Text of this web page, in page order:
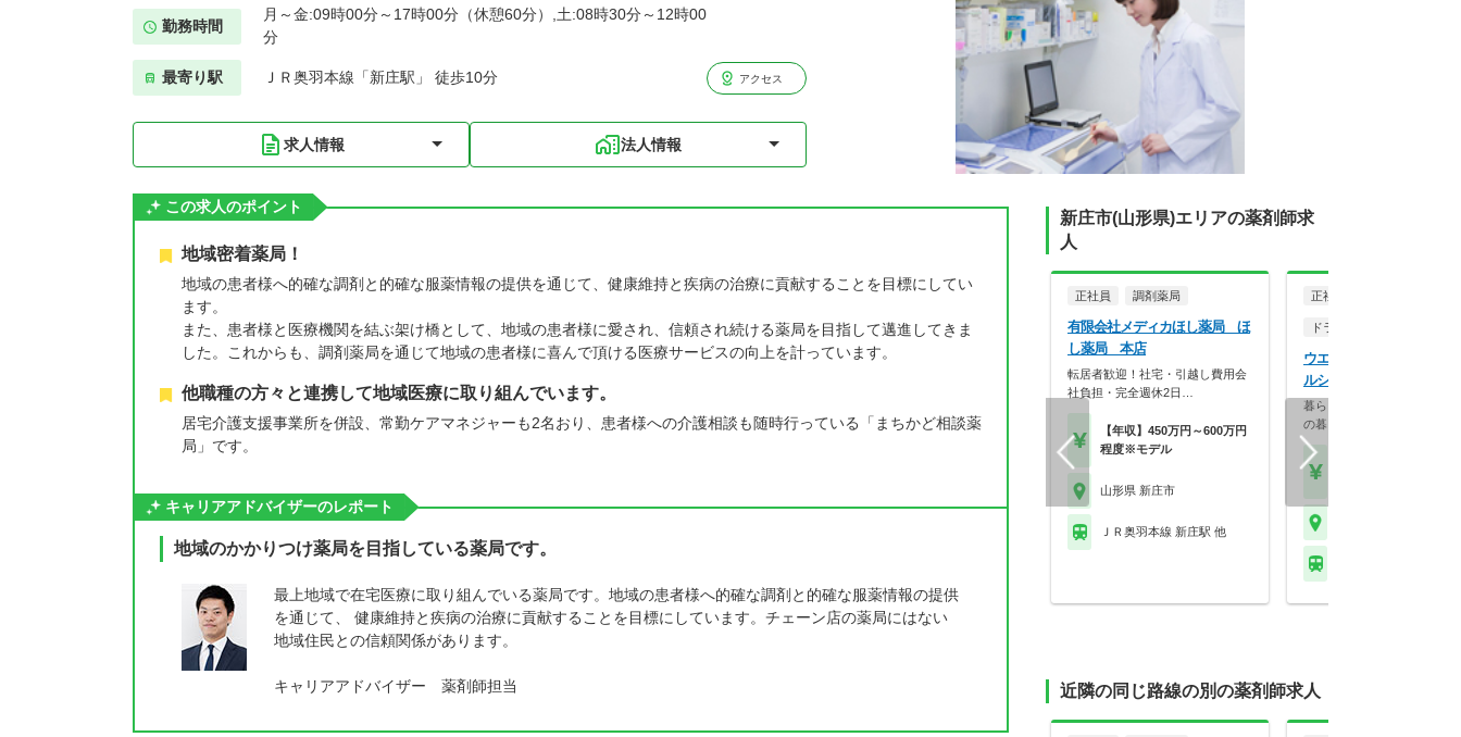
勤務時間
月～金:09時00分～17時00分（休憩60分）,土:08時30分～12時00
分
最寄り駅 ＪＲ奥羽本線「新庄駅」 徒歩10分 アクセス
求人情報 法人情報
この求人のポイント
地域密着薬局！
地域の患者様へ的確な調剤と的確な服薬情報の提供を通じて、健康維持と疾病の治療に貢献することを目標にしてい
ます。
また、患者様と医療機関を結ぶ架け橋として、地域の患者様に愛され、信頼され続ける薬局を目指して邁進してきま
した。これからも、調剤薬局を通じて地域の患者様に喜んで頂ける医療サービスの向上を計っています。
他職種の方々と連携して地域医療に取り組んでいます。
居宅介護支援事業所を併設、常勤ケアマネジャーも2名おり、患者様への介護相談も随時行っている「まちかど相談薬
局」です。
キャリアアドバイザーのレポート
地域のかかりつけ薬局を目指している薬局です。
最上地域で在宅医療に取り組んでいる薬局です。地域の患者様へ的確な調剤と的確な服薬情報の提供
を通じて、 健康維持と疾病の治療に貢献することを目標にしています。チェーン店の薬局にはない
地域住民との信頼関係があります。
キャリアアドバイザー 薬剤師担当
新庄市(山形県)エリアの薬剤師求
人
正社員 調剤薬局
有限会社メディカほし薬局 ほ
し薬局 本店
転居者歓迎！社宅・引越し費用会
社負担・完全週休2日…
【年収】450万円～600万円
程度※モデル
山形県 新庄市
ＪＲ奥羽本線 新庄駅 他
正社員
ドラッグストア（調剤併設
ウエルシア薬局株式会社
ルシア新庄金沢店
暮らしを支える仕事だから、
の暮らしも大切に。業…
近隣の同じ路線の別の薬剤師求人